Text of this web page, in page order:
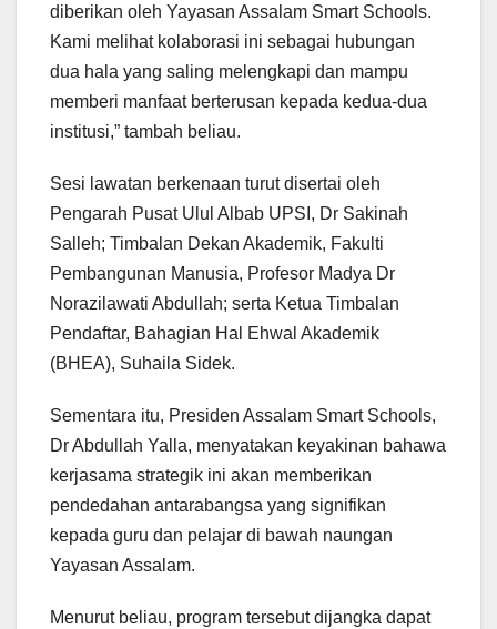
diberikan oleh Yayasan Assalam Smart Schools.
Kami melihat kolaborasi ini sebagai hubungan
dua hala yang saling melengkapi dan mampu
memberi manfaat berterusan kepada kedua-dua
institusi,” tambah beliau.
Sesi lawatan berkenaan turut disertai oleh
Pengarah Pusat Ulul Albab UPSI, Dr Sakinah
Salleh; Timbalan Dekan Akademik, Fakulti
Pembangunan Manusia, Profesor Madya Dr
Norazilawati Abdullah; serta Ketua Timbalan
Pendaftar, Bahagian Hal Ehwal Akademik
(BHEA), Suhaila Sidek.
Sementara itu, Presiden Assalam Smart Schools,
Dr Abdullah Yalla, menyatakan keyakinan bahawa
kerjasama strategik ini akan memberikan
pendedahan antarabangsa yang signifikan
kepada guru dan pelajar di bawah naungan
Yayasan Assalam.
Menurut beliau, program tersebut dijangka dapat